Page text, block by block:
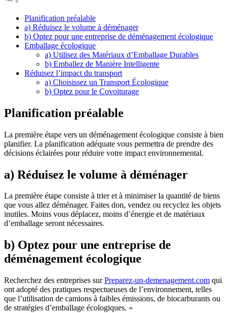
Planification préalable
a) Réduisez le volume à déménager
b) Optez pour une entreprise de déménagement écologique
Emballage écologique
a) Utilisez des Matériaux d’Emballage Durables
b) Emballez de Manière Intelligente
Réduisez l’impact du transport
a) Choisissez un Transport Écologique
b) Optez pour le Covoiturage
Planification préalable
La première étape vers un déménagement écologique consiste à bien
planifier. La planification adéquate vous permettra de prendre des
décisions éclairées pour réduire votre impact environnemental.
a) Réduisez le volume à déménager
La première étape consiste à trier et à minimiser la quantité de biens
que vous allez déménager. Faites don, vendez ou recyclez les objets
inutiles. Moins vous déplacez, moins d’énergie et de matériaux
d’emballage seront nécessaires.
b) Optez pour une entreprise de
déménagement écologique
Recherchez des entreprises surPreparez-un-demenagement.com qui
ont adopté des pratiques respectueuses de l’environnement, telles
que l’utilisation de camions à faibles émissions, de biocarburants ou
de stratégies d’emballage écologiques. »